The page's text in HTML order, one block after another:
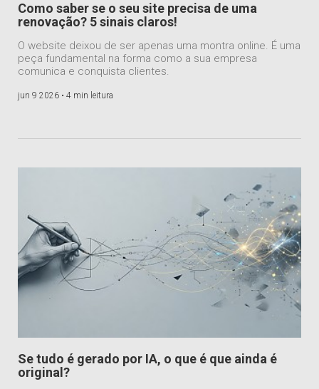
Como saber se o seu site precisa de uma
renovação? 5 sinais claros!
O website deixou de ser apenas uma montra online. É uma
peça fundamental na forma como a sua empresa
comunica e conquista clientes.
jun 9 2026 • 4 min leitura
Se tudo é gerado por IA, o que é que ainda é
original?